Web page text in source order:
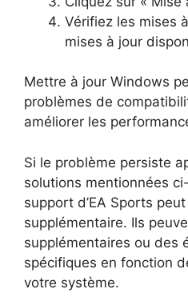
Vérifiez les mises
mises à jour
Mettre à jour Windows
problèmes de
améliorer les
Si le problème persiste
solutions mentionnées
support d’EA Sports
supplémentaire. Ils
supplémentaires ou des
spécifiques en fonction
votre système.